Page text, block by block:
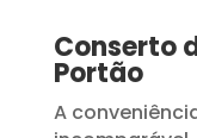
Conserto
Portão
A